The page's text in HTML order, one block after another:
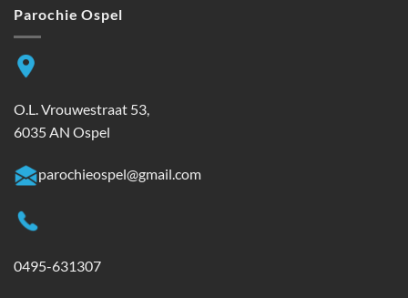
Parochie Ospel
O.L. Vrouwestraat 53,
6035 AN Ospel
parochieospel@gmail.com
0495-631307